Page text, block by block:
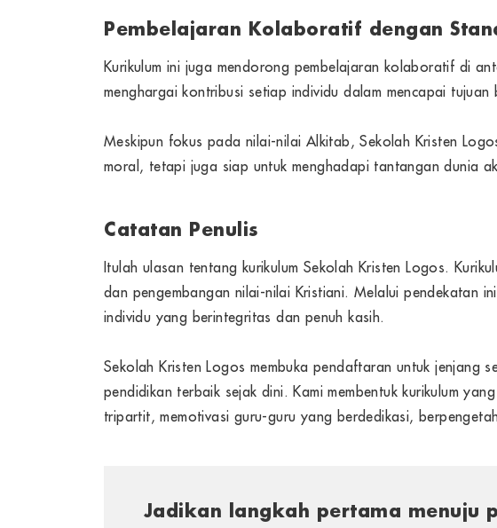
Pembelajaran Kolaboratif dengan
Kurikulum ini juga mendorong pembelajaran kolaboratif di
menghargai kontribusi setiap individu dalam mencapai tujuan
Meskipun fokus pada nilai-nilai Alkitab, Sekolah Kristen
moral, tetapi juga siap untuk menghadapi tantangan dunia
Catatan Penulis
Itulah ulasan tentang kurikulum Sekolah Kristen Logos.
dan pengembangan nilai-nilai Kristiani. Melalui pendekatan
individu yang berintegritas dan penuh kasih.
Sekolah Kristen Logos membuka pendaftaran untuk jenjang
pendidikan terbaik sejak dini. Kami membentuk kurikulum
tripartit, memotivasi guru-guru yang berdedikasi,
Jadikan langkah pertama menuju